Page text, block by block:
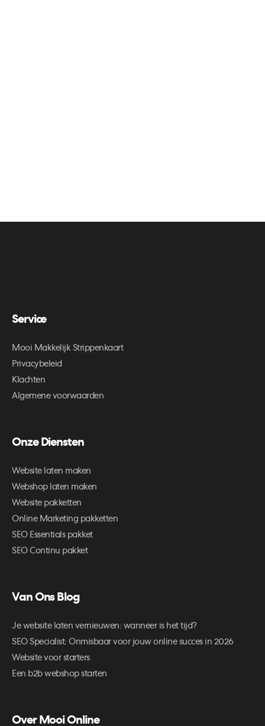
Service
Mooi Makkelijk Strippenkaart
Privacybeleid
Klachten
Algemene voorwaarden
Onze Diensten
Website laten maken
Webshop laten maken
Website pakketten
Online Marketing pakketten
SEO Essentials pakket
SEO Continu pakket
Van Ons Blog
Je website laten vernieuwen: wanneer is het tijd?
SEO Specialist: Onmisbaar voor jouw online succes in 2026
Website voor starters
Een b2b webshop starten
Over Mooi Online